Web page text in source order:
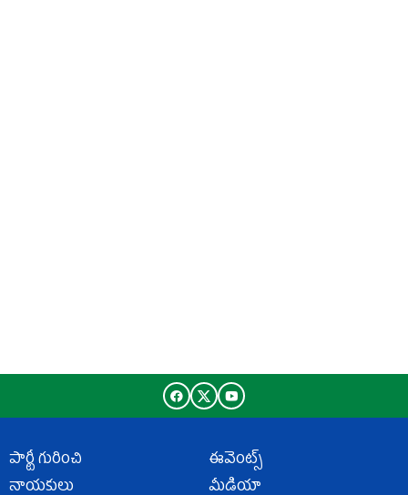
పార్టీ గురించి
నాయకులు
ఈవెంట్స్
మీడియా